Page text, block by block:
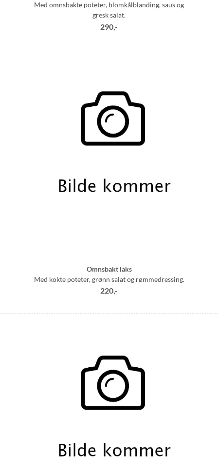
Med omnsbakte poteter, blomkålblanding, saus og
gresk salat.
290,-
Omnsbakt laks
Med kokte poteter, grønn salat og rømmedressing.
220,-